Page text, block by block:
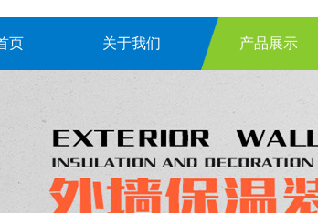
页 关于我们 产品展示